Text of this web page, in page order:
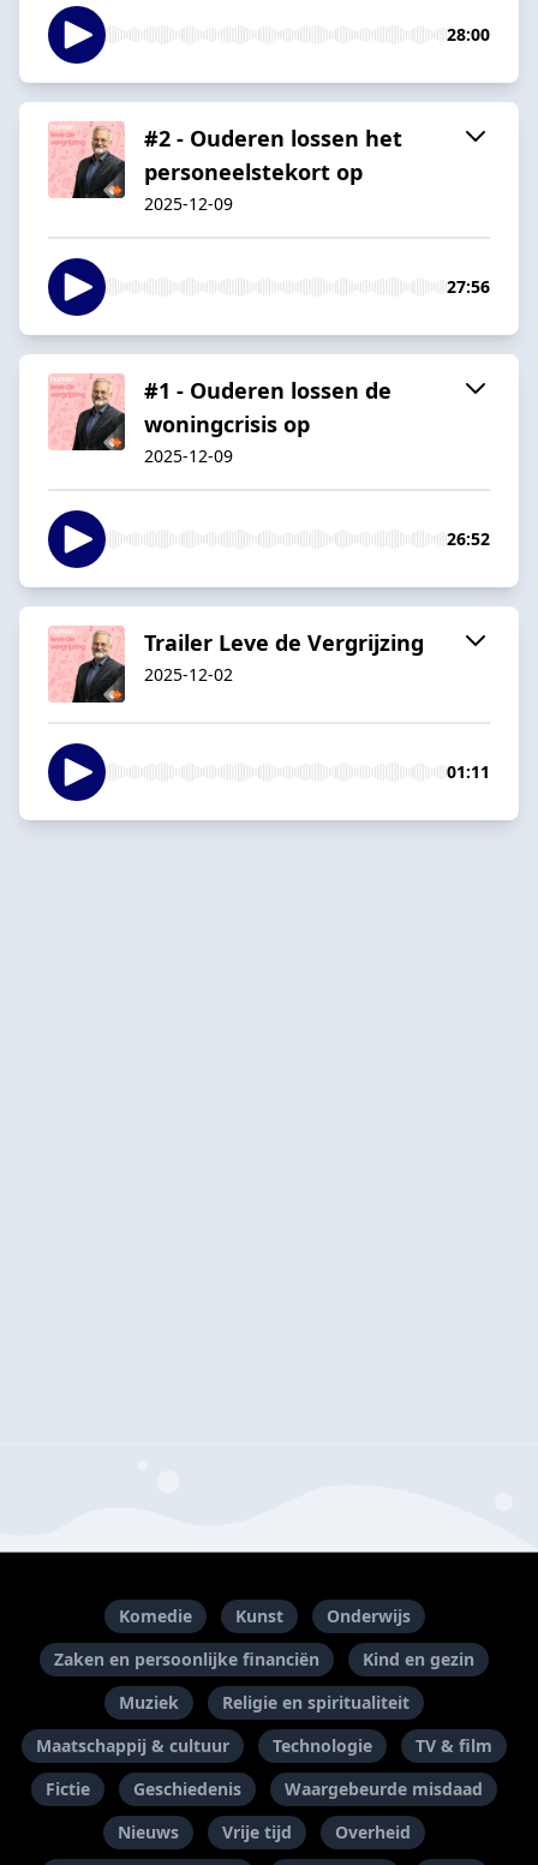
28:00
#2 - Ouderen lossen het
personeelstekort op
2025-12-09
27:56
#1 - Ouderen lossen de
woningcrisis op
2025-12-09
26:52
Trailer Leve de Vergrijzing
2025-12-02
01:11
Komedie Kunst
Onderwijs
Zaken en persoonlijke financiën
Kind en gezin
Muziek
Religie en spiritualiteit
Maatschappij & cultuur
Technologie
TV & film
Fictie
Geschiedenis
Waargebeurde misdaad
Nieuws
Vrije tijd
Overheid